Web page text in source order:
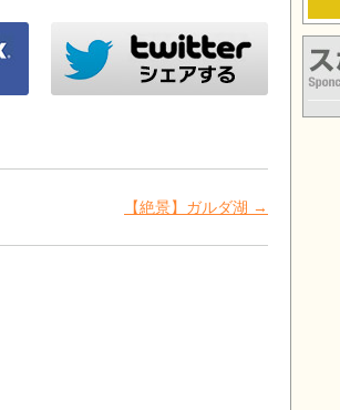
【絶景】ガルダ湖 →
ス